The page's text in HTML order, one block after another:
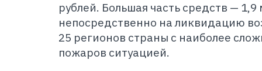
рублей. Большая часть средств —
непосредственно на ликвидацию
25 регионов страны с наиболее
пожаров ситуацией.